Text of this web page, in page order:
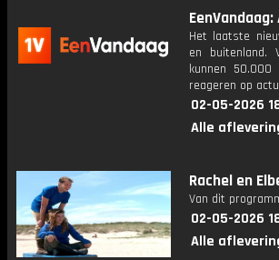
Het laatste
en buitenland.
kunnen
reageren op
02-05-2026
Alle
Rachel en
Van dit
02-05-2026
Alle